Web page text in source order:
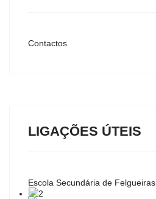
Contactos
LIGAÇÕES ÚTEIS
Escola Secundária de Felgueiras